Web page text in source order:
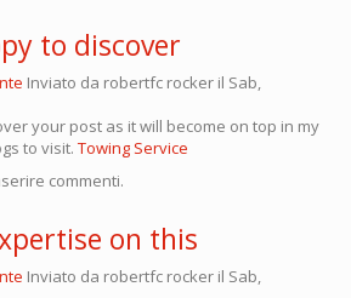
to discover
Inviato da robertfc rocker il Sab,
your post as it will become on top in my
to visit. Towing Service
commenti.
on this
Inviato da robertfc rocker il Sab,